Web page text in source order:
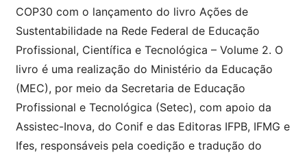
COP30 com o lançamento do livro Ações de
Sustentabilidade na Rede Federal de Educação
Profissional, Científica e Tecnológica – Volume 2. O
livro é uma realização do Ministério da Educação
(MEC), por meio da Secretaria de Educação
Profissional e Tecnológica (Setec), com apoio da
Assistec-Inova, do Conif e das Editoras IFPB, IFMG e
Ifes, responsáveis pela coedição e tradução do